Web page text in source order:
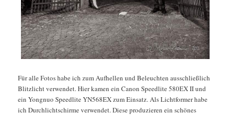
Für alle Fotos habe ich zum Aufhellen und Beleuchten ausschließlich
Blitzlicht verwendet. Hier kamen ein Canon Speedlite 580EX II und
ein Yongnuo Speedlite YN568EX zum Einsatz. Als Lichtformer habe
ich Durchlichtschirme verwendet. Diese produzieren ein schönes